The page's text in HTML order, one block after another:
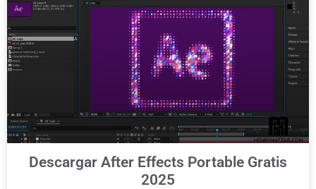
Descargar After Effects Portable Gratis
2025